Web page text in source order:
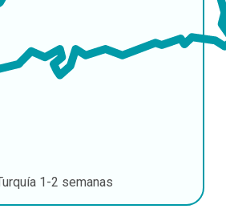
1-2 semanas